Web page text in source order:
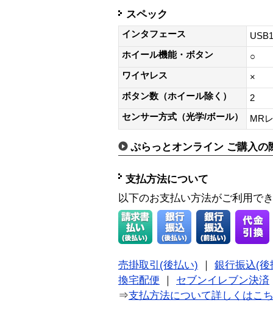
スペック
インタフェース
ホイール機能・ボタン
○
ワイヤレス
×
ボタン数（ホイール除く）
2
センサー方式（光学/ボール）
MR
ぷらっとオンライン ご購入の
支払方法について
以下のお支払い方法がご利用で
売掛取引(後払い) ｜ 銀行振込(後
換宅配便 ｜ セブンイレブン決済
⇒支払方法について詳しくはこ